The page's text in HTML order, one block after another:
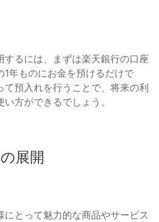
するには、まずは楽天銀行の口座
1年ものにお金を預けるだけで
て預入れを行うことで、将来の利
方ができるでしょう。
展開
とって魅力的な商品やサービス